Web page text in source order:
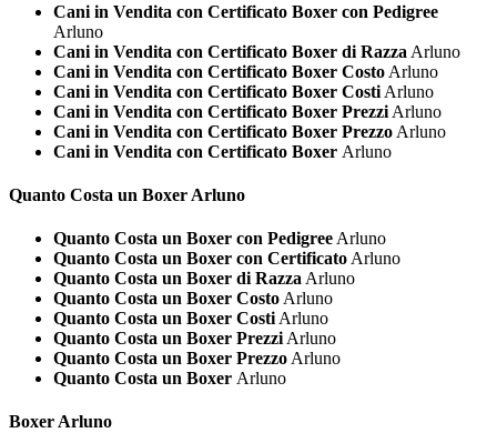
Cani in Vendita con Certificato Boxer con Pedigree
Arluno
Cani in Vendita con Certificato Boxer di Razza Arluno
Cani in Vendita con Certificato Boxer Costo Arluno
Cani in Vendita con Certificato Boxer Costi Arluno
Cani in Vendita con Certificato Boxer Prezzi Arluno
Cani in Vendita con Certificato Boxer Prezzo Arluno
Cani in Vendita con Certificato Boxer Arluno
Quanto Costa un Boxer Arluno
Quanto Costa un Boxer con Pedigree Arluno
Quanto Costa un Boxer con Certificato Arluno
Quanto Costa un Boxer di Razza Arluno
Quanto Costa un Boxer Costo Arluno
Quanto Costa un Boxer Costi Arluno
Quanto Costa un Boxer Prezzi Arluno
Quanto Costa un Boxer Prezzo Arluno
Quanto Costa un Boxer Arluno
Boxer Arluno